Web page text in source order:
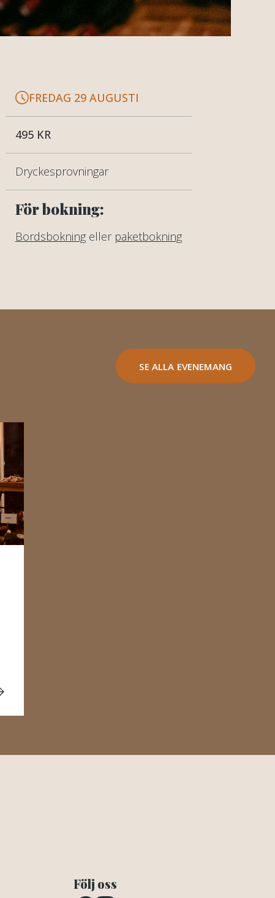
FREDAG 29 AUGUSTI
495 KR
Dryckesprovningar
För bokning:
Bordsbokning eller paketbokning
SE ALLA EVENEMANG
Följ oss